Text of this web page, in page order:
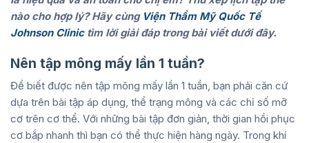
nào cho hợp lý? Hãy cùng Viện Thẩm Mỹ Quốc Tế
Johnson Clinictìm lời giải đáp trong bài viết dưới đây.
Nên tập mông mấy lần 1 tuần?
Để biết được nên tập mông mấy lần 1 tuần, bạn phải căn cứ
dựa trên bài tập áp dụng, thể trạng mông và các chỉ số mỡ
cơ trên cơ thể. Với những bài tập đơn giản, thời gian hồi phục
cơ bắp nhanh thì bạn có thể thực hiện hàng ngày. Trong khí